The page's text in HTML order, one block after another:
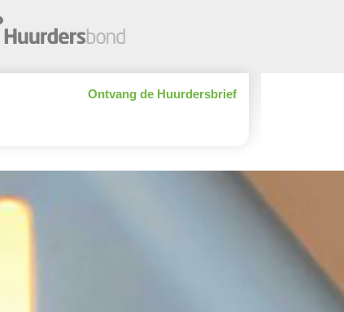
Ontvang de Huurdersbrief